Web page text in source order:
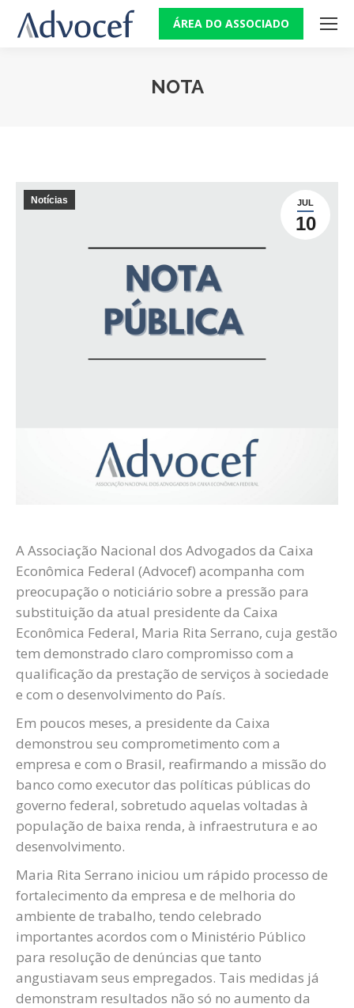
ÁREA DO ASSOCIADO
NOTA
JUL
10
Notícias
A Associação Nacional dos Advogados da Caixa
Econômica Federal (Advocef) acompanha com
preocupação o noticiário sobre a pressão para
substituição da atual presidente da Caixa
Econômica Federal, Maria Rita Serrano, cuja gestão
tem demonstrado claro compromisso com a
qualificação da prestação de serviços à sociedade
e com o desenvolvimento do País.
Em poucos meses, a presidente da Caixa
demonstrou seu comprometimento com a
empresa e com o Brasil, reafirmando a missão do
banco como executor das políticas públicas do
governo federal, sobretudo aquelas voltadas à
população de baixa renda, à infraestrutura e ao
desenvolvimento.
Maria Rita Serrano iniciou um rápido processo de
fortalecimento da empresa e de melhoria do
ambiente de trabalho, tendo celebrado
importantes acordos com o Ministério Público
para resolução de denúncias que tanto
angustiavam seus empregados. Tais medidas já
demonstram resultados não só no aumento da